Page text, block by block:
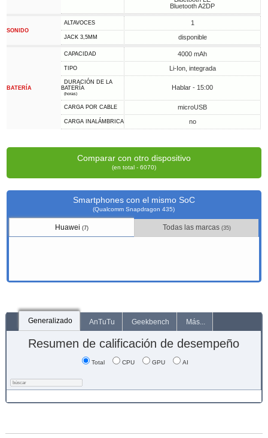
Bluetooth A2DP
SONIDO
ALTAVOCES 1
JACK 3,5MM disponible
BATERÍA
CAPACIDAD 4000 mAh
TIPO Li-Ion, integrada
DURACIÓN DE LA
BATERÍA
(horas)
Hablar - 15:00
CARGA POR CABLE microUSB
CARGA INALÁMBRICA no
Comparar con otro dispositivo
(en total - 6070)
Smartphones con el mismo SoC
(Qualcomm Snapdragon 435)
Huawei(7) Todas las marcas (35)
Generalizado AnTuTu Geekbench Más...
Resumen de calificación de desempeño
Total CPU GPU AI